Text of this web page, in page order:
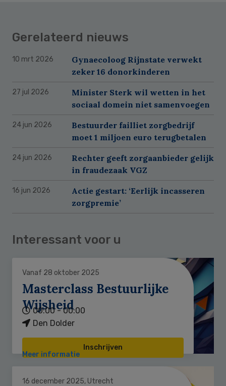
Gerelateerd nieuws
10 mrt 2026
Gynaecoloog Rijnstate verwekt
zeker 16 donorkinderen
27 jul 2026
Minister Sterk wil wetten in het
sociaal domein niet samenvoegen
24 jun 2026
Bestuurder failliet zorgbedrijf
moet 1 miljoen euro terugbetalen
24 jun 2026
Rechter geeft zorgaanbieder gelijk
in fraudezaak VGZ
16 jun 2026
Actie gestart: ‘Eerlijk incasseren
zorgpremie’
Interessant voor u
Vanaf 28 oktober 2025
Masterclass Bestuurlijke
Wijsheid
00:00 - 00:00
Den Dolder
Inschrijven
Meer informatie
16 december 2025, Utrecht